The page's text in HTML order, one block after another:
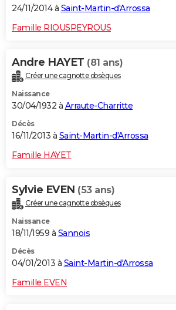
24/11/2014 à Saint-Martin-d'Arrossa
Famille RIOUSPEYROUS
Andre HAYET (81 ans)
Créer une cagnotte obsèques
Naissance
30/04/1932 à Arraute-Charritte
Décès
16/11/2013 à Saint-Martin-d'Arrossa
Famille HAYET
Sylvie EVEN (53 ans)
Créer une cagnotte obsèques
Naissance
18/11/1959 à Sannois
Décès
04/01/2013 à Saint-Martin-d'Arrossa
Famille EVEN